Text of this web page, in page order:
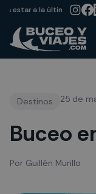
a la última sobre
Destinos 25 de
Buceo
Por Guillén Murillo